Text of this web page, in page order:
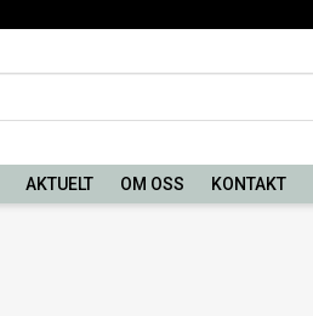
AKTUELT OM OSS KONTAKT